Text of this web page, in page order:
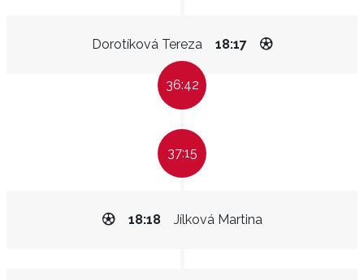
Dorotíková Tereza 18:17
36:42
37:15
Jílková Martina
18:18